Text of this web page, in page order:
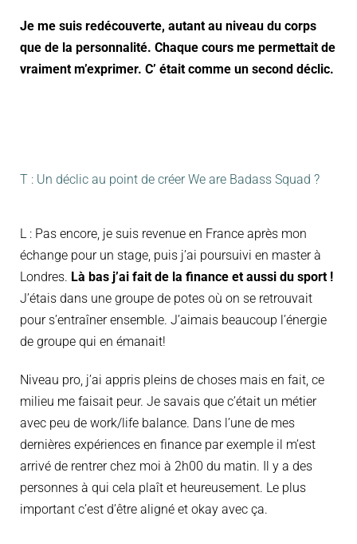
Je me suis redécouverte, autant au niveau du corps
que de la personnalité. Chaque cours me permettait de
vraiment m’exprimer. C’ était comme un second déclic.
T : Un déclic au point de créer We are Badass Squad ?
L : Pas encore, je suis revenue en France après mon
échange pour un stage, puis j’ai poursuivi en master à
Londres. Là bas j’ai fait de la finance et aussi du sport !
J’étais dans une groupe de potes où on se retrouvait
pour s’entraîner ensemble. J’aimais beaucoup l’énergie
de groupe qui en émanait!
Niveau pro, j’ai appris pleins de choses mais en fait, ce
milieu me faisait peur. Je savais que c’était un métier
avec peu de work/life balance. Dans l’une de mes
dernières expériences en finance par exemple il m’est
arrivé de rentrer chez moi à 2h00 du matin. Il y a des
personnes à qui cela plaît et heureusement. Le plus
important c’est d’être aligné et okay avec ça.